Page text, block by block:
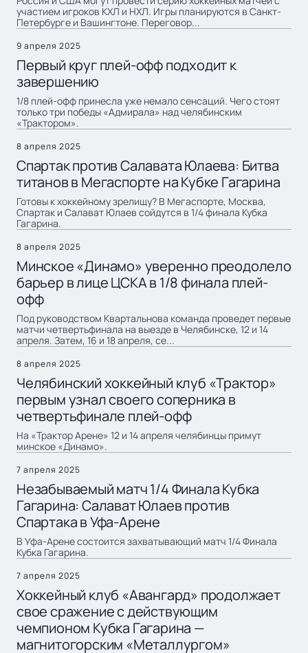
участием игроков КХЛ и НХЛ. Игры планируются в Санкт-
Петербурге и Вашингтоне. Переговор...
9 апреля 2025
Первый круг плей-офф подходит к
завершению
1/8 плей-офф принесла уже немало сенсаций. Чего стоят
только три победы «Адмирала» над челябинским
«Трактором».
8 апреля 2025
Спартак против Салавата Юлаева: Битва
титанов в Мегаспорте на Кубке Гагарина
Готовы к хоккейному зрелищу? В Мегаспорте, Москва,
Спартак и Салават Юлаев сойдутся в 1/4 финала Кубка
Гагарина.
8 апреля 2025
Минское «Динамо» уверенно преодолело
барьер в лице ЦСКА в 1/8 финала плей-
офф
Под руководством Квартальнова команда проведет первые
матчи четвертьфинала на выезде в Челябинске, 12 и 14
апреля. Затем, 16 и 18 апреля, се...
8 апреля 2025
Челябинский хоккейный клуб «Трактор»
первым узнал своего соперника в
четвертьфинале плей-офф
На «Трактор Арене» 12 и 14 апреля челябинцы примут
минское «Динамо».
7 апреля 2025
Незабываемый матч 1/4 Финала Кубка
Гагарина: Салават Юлаев против
Спартака в Уфа-Арене
В Уфа-Арене состоится захватывающий матч 1/4 Финала
Кубка Гагарина.
7 апреля 2025
Хоккейный клуб «Авангард» продолжает
свое сражение с действующим
чемпионом Кубка Гагарина —
магнитогорским «Металлургом»